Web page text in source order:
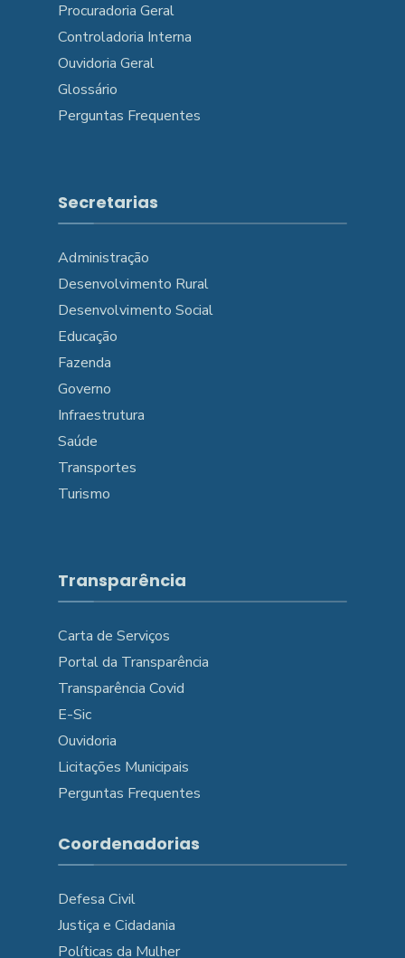
Procuradoria Geral
Controladoria Interna
Ouvidoria Geral
Glossário
Perguntas Frequentes
Secretarias
Administração
Desenvolvimento Rural
Desenvolvimento Social
Educação
Fazenda
Governo
Infraestrutura
Saúde
Transportes
Turismo
Transparência
Carta de Serviços
Portal da Transparência
Transparência Covid
E-Sic
Ouvidoria
Licitações Municipais
Perguntas Frequentes
Coordenadorias
Defesa Civil
Justiça e Cidadania
Políticas da Mulher